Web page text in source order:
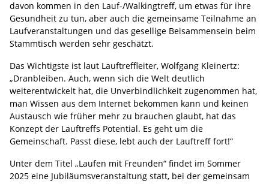
davon kommen in den Lauf-/Walkingtreff, um etwas für ihre
Gesundheit zu tun, aber auch die gemeinsame Teilnahme an
Laufveranstaltungen und das gesellige Beisammensein beim
Stammtisch werden sehr geschätzt.
Das Wichtigste ist laut Lauftreffleiter, Wolfgang Kleinertz:
„Dranbleiben. Auch, wenn sich die Welt deutlich
weiterentwickelt hat, die Unverbindlichkeit zugenommen hat,
man Wissen aus dem Internet bekommen kann und keinen
Austausch wie früher mehr zu brauchen glaubt, hat das
Konzept der Lauftreffs Potential. Es geht um die
Gemeinschaft. Passt diese, lebt auch der Lauftreff fort!“
Unter dem Titel „Laufen mit Freunden“ findet im Sommer
2025 eine Jubiläumsveranstaltung statt, bei der gemeinsam